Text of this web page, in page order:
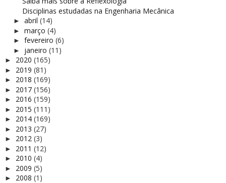
Disciplinas estudadas na Engenharia Mecânica
► abril (14)
► março (4)
► fevereiro (6)
► janeiro (11)
► 2020 (165)
► 2019 (81)
► 2018 (169)
► 2017 (156)
► 2016 (159)
► 2015 (111)
► 2014 (169)
► 2013 (27)
► 2012 (3)
► 2011 (12)
► 2010 (4)
► 2009 (5)
► 2008 (1)